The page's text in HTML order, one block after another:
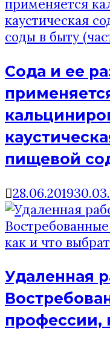
Сода и ее
пищевой
28.06.2019
Удаленная
профессии,